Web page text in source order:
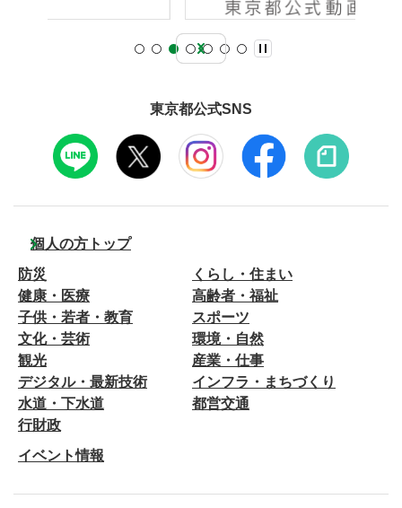
東京都公式SNS
個人の方トップ
防災
くらし・住まい
健康・医療
高齢者・福祉
子供・若者・教育
スポーツ
文化・芸術
環境・自然
観光
産業・仕事
デジタル・最新技術
インフラ・まちづくり
水道・下水道
都営交通
行財政
イベント情報